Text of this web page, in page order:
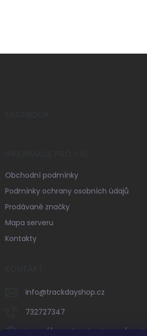
Obchodní podmínky
Podmínky ochrany osobních údajů
Prodávané značky
Mapa serveru
Kontakty
info@trackdayshop.cz
732727347
https://www.facebook.com/